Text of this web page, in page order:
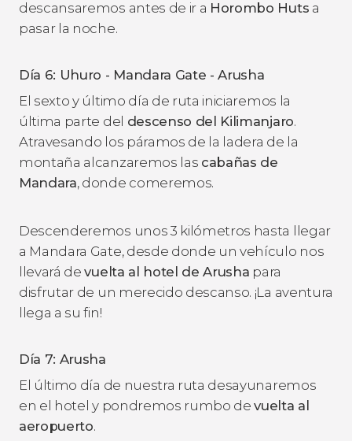
descansaremos antes de ir a Horombo Huts a
pasar la noche.
Día 6: Uhuro - Mandara Gate - Arusha
El sexto y último día de ruta iniciaremos la
última parte del descenso del Kilimanjaro.
Atravesando los páramos de la ladera de la
montaña alcanzaremos las cabañas de
Mandara, donde comeremos.
Descenderemos unos 3 kilómetros hasta llegar
a Mandara Gate, desde donde un vehículo nos
llevará devuelta al hotel de Arusha para
disfrutar de un merecido descanso. ¡La aventura
llega a su fin!
Día 7: Arusha
El último día de nuestra ruta desayunaremos
en el hotel y pondremos rumbo devuelta al
aeropuerto.